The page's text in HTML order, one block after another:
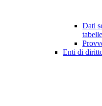
Dati
Enti di